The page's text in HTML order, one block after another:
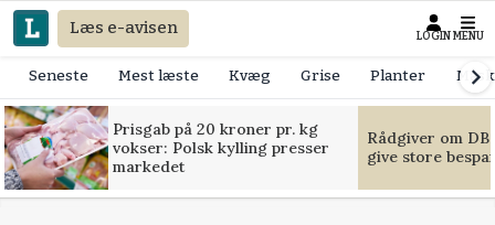
Læs e-avisen LOGIN MENU
Seneste Mest læste Kvæg Grise Planter
Prisgab på 20 kroner pr. kg
vokser: Polsk kylling presser
markedet
Rådgiver om
give store